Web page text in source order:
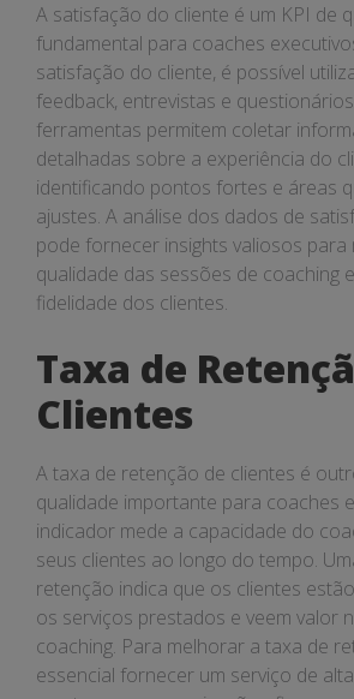
A satisfação do cliente é um KPI de
fundamental para coaches
satisfação do cliente, é possível
feedback, entrevistas e
ferramentas permitem coletar
detalhadas sobre a experiência do
identificando pontos fortes e áreas
ajustes. A análise dos dados de
pode fornecer insights valiosos para
qualidade das sessões de coaching
fidelidade dos clientes.
Taxa de
Clientes
A taxa de retenção de clientes é
qualidade importante para coaches
indicador mede a capacidade do
seus clientes ao longo do tempo.
retenção indica que os clientes
os serviços prestados e veem valor
coaching. Para melhorar a taxa de
essencial fornecer um serviço de